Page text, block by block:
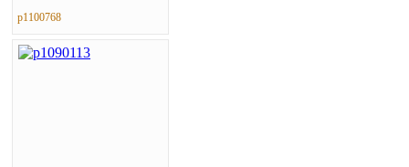
p1100768